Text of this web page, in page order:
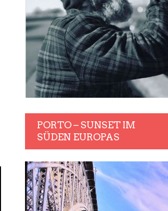
PORTO – SUNSET IM
SÜDEN EUROPAS